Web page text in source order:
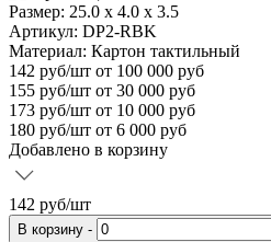
Размер: 25.0 х 4.0 х 3.5
Артикул: DP2-RBK
Материал: Картон тактильный
142 руб/шт от 100 000 руб
155 руб/шт от 30 000 руб
173 руб/шт от 10 000 руб
180 руб/шт от 6 000 руб
Добавлено в корзину
142 руб/шт
В корзину -